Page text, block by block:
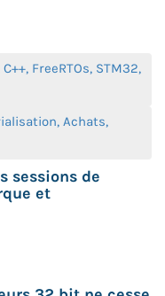
FreeRTOs, STM32,
Achats,
sessions de
et